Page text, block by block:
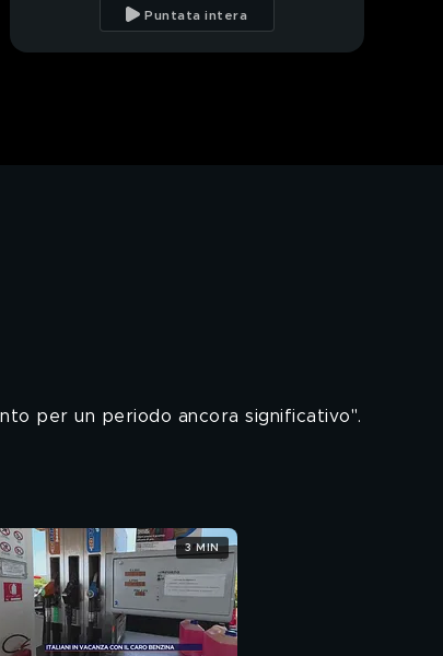
Puntata intera
per un periodo ancora significativo".
3 MIN